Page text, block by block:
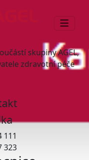
skupiny AGEL,
zdravotní péče
111
323